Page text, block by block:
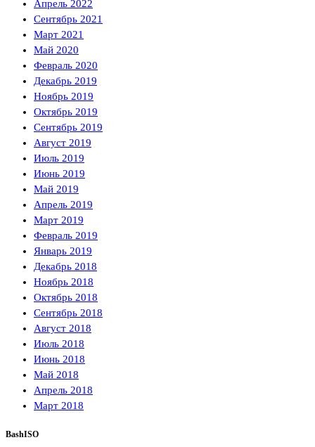
Апрель 2022
Сентябрь 2021
Март 2021
Май 2020
Февраль 2020
Декабрь 2019
Ноябрь 2019
Октябрь 2019
Сентябрь 2019
Август 2019
Июль 2019
Июнь 2019
Май 2019
Апрель 2019
Март 2019
Февраль 2019
Январь 2019
Декабрь 2018
Ноябрь 2018
Октябрь 2018
Сентябрь 2018
Август 2018
Июль 2018
Июнь 2018
Май 2018
Апрель 2018
Март 2018
BashISO